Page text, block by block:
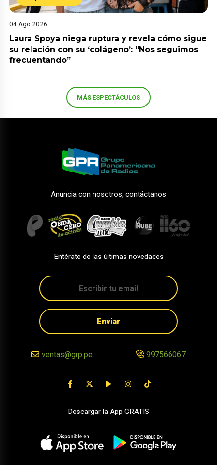
04 Ago 2026
Laura Spoya niega ruptura y revela cómo sigue
su relación con su ‘colágeno’: “Nos seguimos
frecuentando”
MÁS ESPECTÁCULOS
Anuncia con nosotros, contáctanos
Entérate de las últimas novedades
Enviar
ventas@grp.pe 997566067
Descargar la App GRATIS